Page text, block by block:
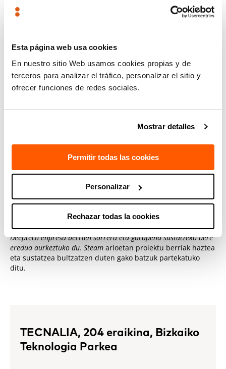
Esta página web usa cookies
En nuestro sitio Web usamos cookies propias y de
terceros para analizar el tráfico, personalizar el sitio y
ofrecer funciones de redes sociales.
Mostrar detalles
Permitir todas las cookies
Personalizar
Rechazar todas la cookies
Norentzat da sarea?
Beste emakume batzuk buru dituzten proiektu
ekintzaileei laguntzeko gogoz dauden emakumeak.
Inbertitzaile gisa hazteko ingurune bat sortu.
Ekintzaileei beren proiektuak aurrera ateratzen lagundu
proiektuak zuzentzen dituzten emakumeen kopurua
handitu.
TECNALIA Venturesda saioaren antolatzaileetako bat, eta
Deeptech enpresa berrien sorrera eta garapena sustatzeko bere
eredua aurkeztuko du.Steam arloetan proiektu berriak haztea
eta sustatzea bultzatzen duten gako batzuk partekatuko
ditu.
TECNALIA, 204 eraikina, Bizkaiko
Teknologia Parkea